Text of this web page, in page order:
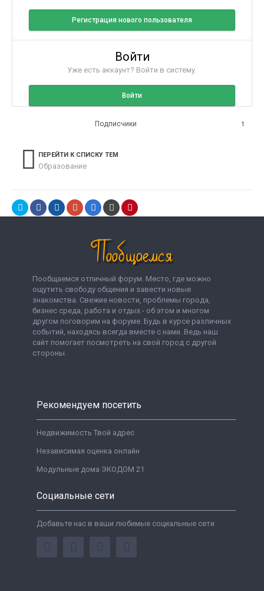
Регистрация нового пользователя
Войти
Уже есть аккаунт? Войти в систему.
Войти
Подписчики 1
ПЕРЕЙТИ К СПИСКУ ТЕМ
Образование
Пообщаемся отличный форум. Место, где можно
ощутить свободу общения и завести новые
знакомства. Свежие новости, проблемы города,
бизнес среда, работа и отдых - об этом и многом
другом поговорим на форуме. Будь в курсе различных
событий, находясь всегда вместе с нами. Ведь наш
сайт помогает посмотреть на свой город с другой
стороны.
Рекомендуем посетить
Недвижимость Твой адрес
Независимая оценка онлайн
Модульные дома ЭКОДОМ 21
Социальные сети
Добавьте нас в ваши любимые социальные сети